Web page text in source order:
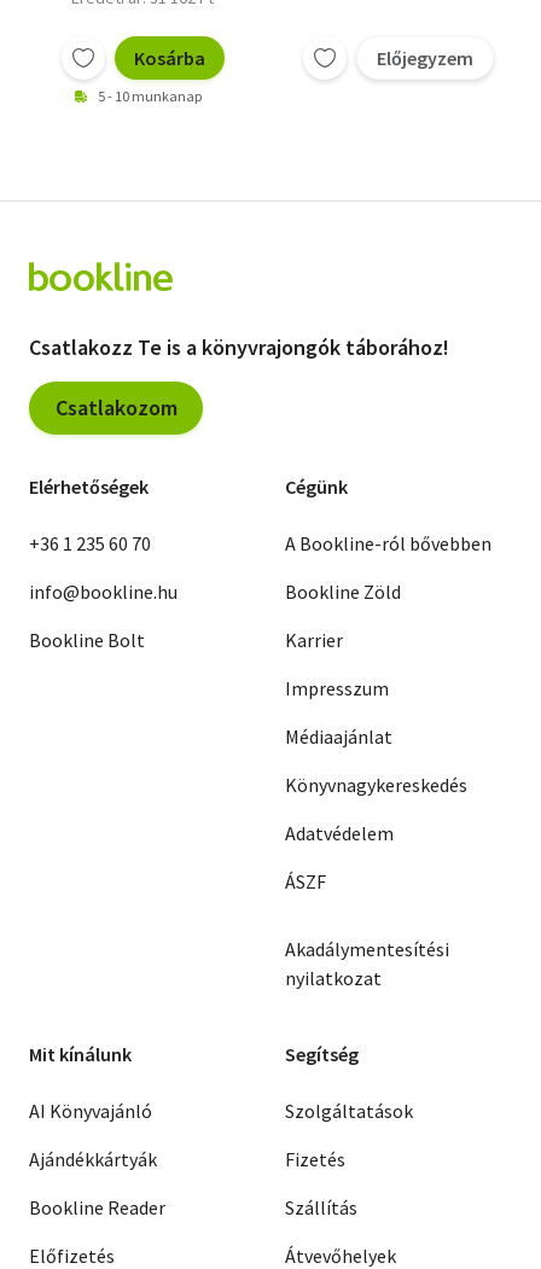
Kosárba
5 - 10 munkanap
Előjegyzem
Csatlakozz Te is a könyvrajongók táborához!
Csatlakozom
Elérhetőségek
+36 1 235 60 70
info@bookline.hu
Bookline Bolt
Cégünk
A Bookline-ról bővebben
Bookline Zöld
Karrier
Impresszum
Médiaajánlat
Könyvnagykereskedés
Adatvédelem
ÁSZF
Akadálymentesítési
nyilatkozat
Mit kínálunk
AI Könyvajánló
Ajándékkártyák
Bookline Reader
Előfizetés
Segítség
Szolgáltatások
Fizetés
Szállítás
Átvevőhelyek